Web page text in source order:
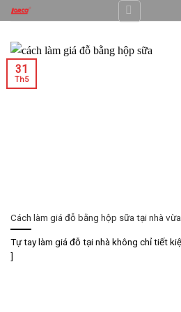
Skip
to
content
Cách làm giá đỗ bằng hộp sữa tại nhà
Tự tay làm giá đỗ tại nhà không chỉ tiết
]
31
Th5